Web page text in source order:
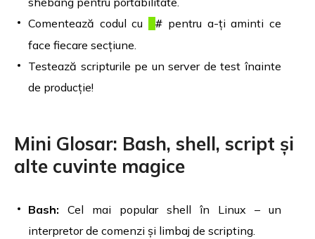
Comentează codul cu
# pentru a-ți aminti ce
face fiecare secțiune.
Testează scripturile pe un server de test înainte
de producție!
Mini Glosar: Bash, shell, script și
alte cuvinte magice
Bash: Cel mai popular shell în Linux – un
interpretor de comenzi și limbaj de scripting.